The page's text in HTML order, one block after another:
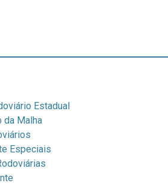
Estadual
da Malha
Especiais